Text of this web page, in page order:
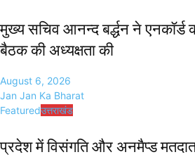
मुख्य सचिव आनन्द बर्द्धन ने एनकॉर्ड
बैठक की अध्यक्षता की
August 6, 2026
Jan Jan Ka Bharat
Featuredउत्तराखंड
प्रदेश में विसंगति और अनमैप्ड